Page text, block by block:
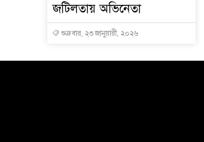
জটিলতায় অভিনেতা
শুক্রবার, ২৩ জানুয়ারী, ২০২৬